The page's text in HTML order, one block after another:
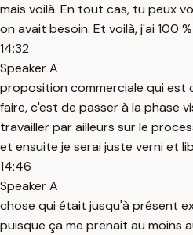
mais voilà. En tout cas, tu peux
on avait besoin. Et voilà, j'ai 100
14:32
Speaker A
proposition commerciale qui est
faire, c'est de passer à la phase
travailler par ailleurs sur le
et ensuite je serai juste verni et
14:46
Speaker A
chose qui était jusqu'à présent
puisque ça me prenait au moins